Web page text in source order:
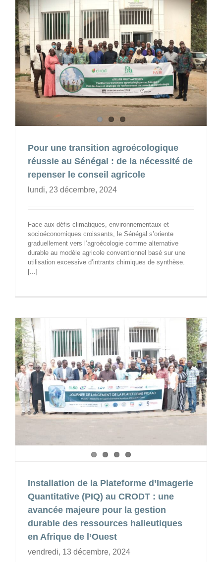
Pour une transition agroécologique
réussie au Sénégal : de la nécessité de
repenser le conseil agricole
lundi, 23 décembre, 2024
Face aux défis climatiques, environnementaux et
socioéconomiques croissants, le Sénégal s’oriente
graduellement vers l’agroécologie comme alternative
durable au modèle agricole conventionnel basé sur une
utilisation excessive d’intrants chimiques de synthèse.
[...]
Installation de la Plateforme d’Imagerie
Quantitative (PIQ) au CRODT : une
avancée majeure pour la gestion
durable des ressources halieutiques
en Afrique de l’Ouest
vendredi, 13 décembre, 2024